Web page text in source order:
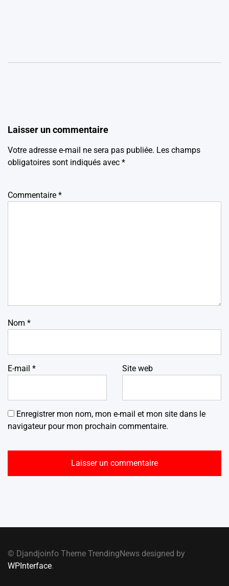
Laisser un commentaire
Votre adresse e-mail ne sera pas publiée. Les champs
obligatoires sont indiqués avec *
Commentaire *
Nom *
E-mail * Site web
Enregistrer mon nom, mon e-mail et mon site dans le
navigateur pour mon prochain commentaire.
© Djandjoinfo Theme TrendingNews designed by
WPInterface.